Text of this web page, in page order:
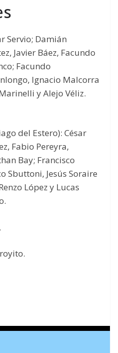
Servio; Damián
Javier Báez, Facundo
Facundo
Ignacio Malcorra
y Alejo Véliz.
del Estero): César
Fabio Pereyra,
Bay; Francisco
Sbuttoni, Jesús Soraire
López y Lucas